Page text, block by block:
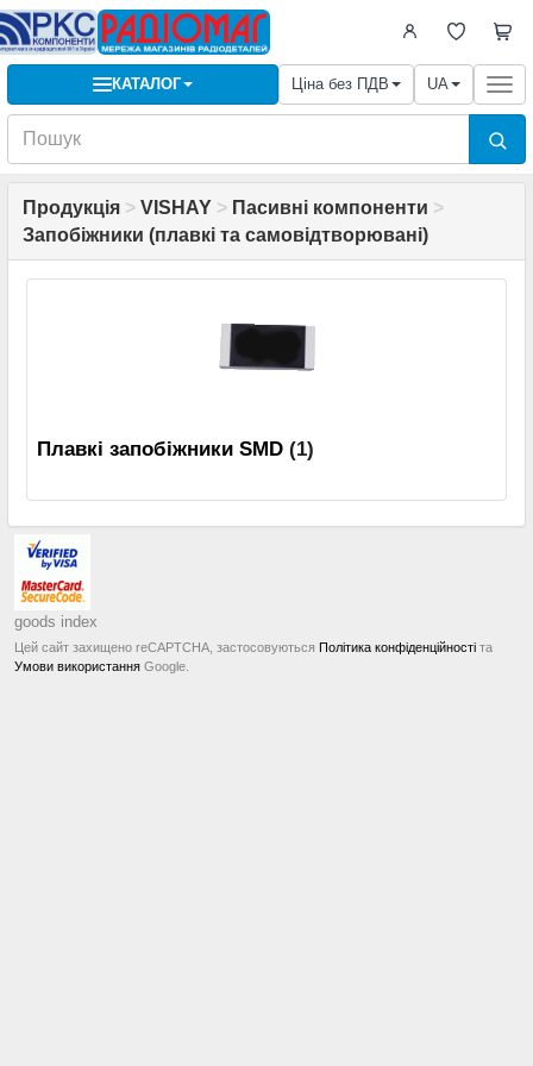
КАТАЛОГ Ціна без ПДВ UA
Продукція > VISHAY > Пасивні компоненти >
Запобіжники (плавкі та самовідтворювані)
Плавкі запобіжники SMD (1)
goods index
Цей сайт захищено reCAPTCHA, застосовуються Політика конфіденційності та
Умови використання Google.